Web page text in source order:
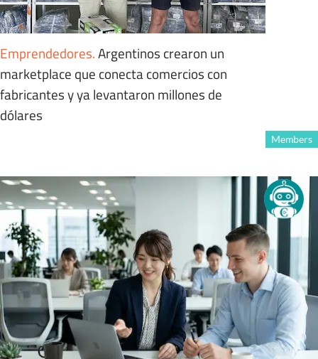
Emprendedores.Argentinos crearon un
marketplace que conecta comercios con
fabricantes y ya levantaron millones de
dólares
Members